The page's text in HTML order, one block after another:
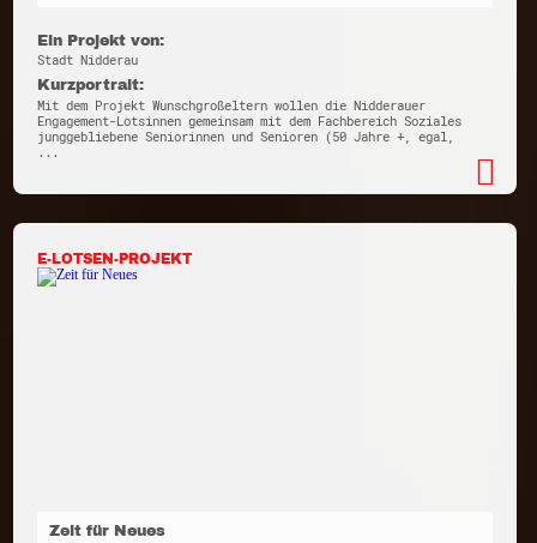
Ein Projekt von:
Stadt Nidderau
Kurzportrait:
Mit dem Projekt Wunschgroßeltern wollen die Nidderauer
Engagement-Lotsinnen gemeinsam mit dem Fachbereich Soziales
junggebliebene Seniorinnen und Senioren (50 Jahre +, egal,
...
E-LOTSEN-PROJEKT
Zeit für Neues